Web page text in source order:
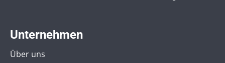
Unternehmen
Über uns